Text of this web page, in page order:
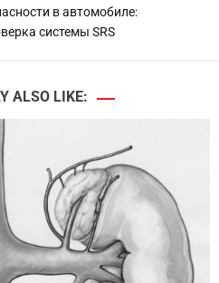
в автомобиле:
системы SRS
ALSO LIKE: